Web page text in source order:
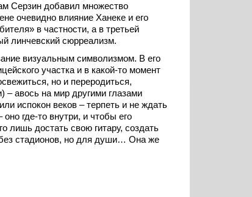
Серзин добавил множество
очевидно влияние Ханеке и его
в частности, а в третьей
линчевский сюрреализм.
визуальным символизмом. В его
участка и в какой-то момент
но и переродиться,
авось на мир другими глазами
испокон веков – терпеть и не ждать
где-то внутри, и чтобы его
лишь достать свою гитару, создать
без стадионов, но для души… Она же